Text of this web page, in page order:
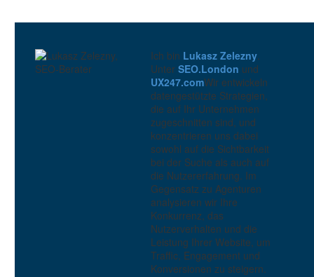
Audit der Barrierefreiheit einer Website
Ich bin Lukasz Zelezny.
Unter SEO.London und
UX247.comWir entwickeln
datengestützte Strategien,
die auf Ihr Unternehmen
zugeschnitten sind, und
konzentrieren uns dabei
sowohl auf die Sichtbarkeit
bei der Suche als auch auf
die Nutzererfahrung. Im
Gegensatz zu Agenturen
analysieren wir Ihre
Konkurrenz, das
Nutzerverhalten und die
Leistung Ihrer Website, um
Traffic, Engagement und
Konversionen zu steigern.